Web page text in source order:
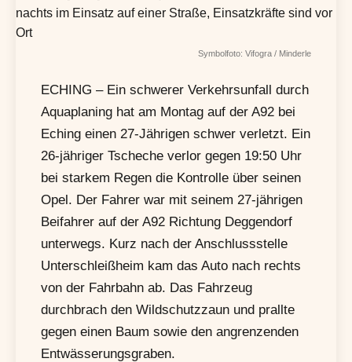
Symbolfoto: Vifogra / Minderle
ECHING – Ein schwerer Verkehrsunfall durch
Aquaplaning hat am Montag auf der A92 bei
Eching einen 27-Jährigen schwer verletzt. Ein
26-jähriger Tscheche verlor gegen 19:50 Uhr
bei starkem Regen die Kontrolle über seinen
Opel. Der Fahrer war mit seinem 27-jährigen
Beifahrer auf der A92 Richtung Deggendorf
unterwegs. Kurz nach der Anschlussstelle
Unterschleißheim kam das Auto nach rechts
von der Fahrbahn ab. Das Fahrzeug
durchbrach den Wildschutzzaun und prallte
gegen einen Baum sowie den angrenzenden
Entwässerungsgraben.